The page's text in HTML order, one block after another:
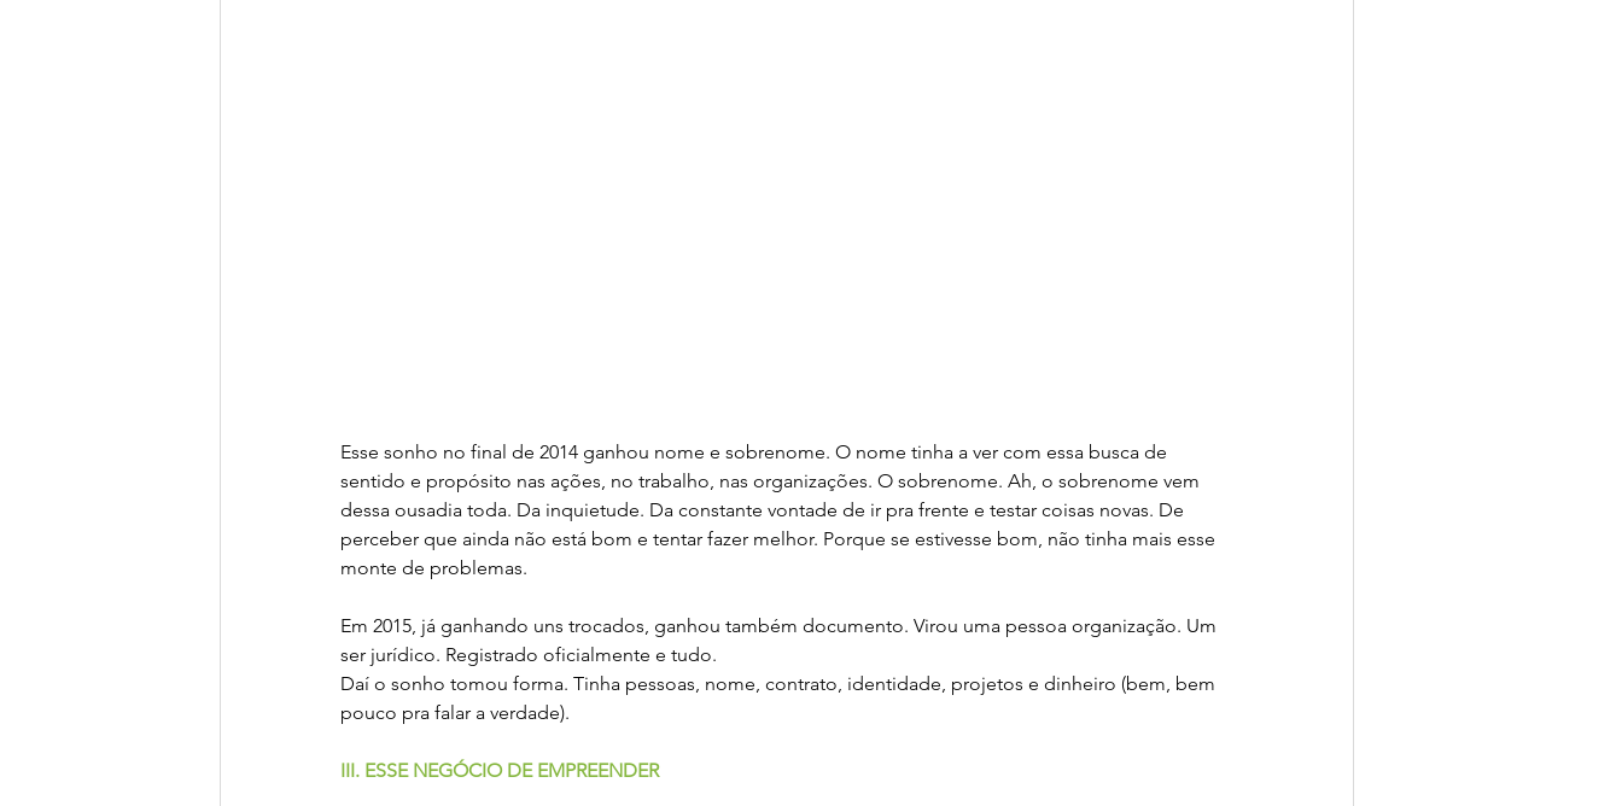
Esse sonho no final de 2014 ganhou nome e sobrenome. O nome tinha a ver com essa busca de
sentido e propósito nas ações, no trabalho, nas organizações. O sobrenome. Ah, o sobrenome vem
dessa ousadia toda. Da inquietude. Da constante vontade de ir pra frente e testar coisas novas. De
perceber que ainda não está bom e tentar fazer melhor. Porque se estivesse bom, não tinha mais esse
monte de problemas.
Em 2015, já ganhando uns trocados, ganhou também documento. Virou uma pessoa organização. Um
ser jurídico. Registrado oficialmente e tudo.
Daí o sonho tomou forma. Tinha pessoas, nome, contrato, identidade, projetos e dinheiro (bem, bem
pouco pra falar a verdade).
III. ESSE NEGÓCIO DE EMPREENDER